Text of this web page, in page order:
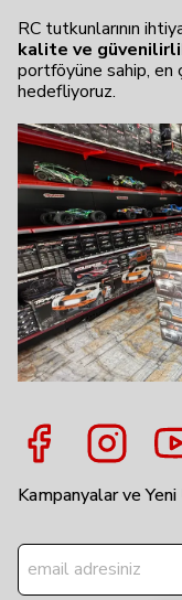
RC tutkunlarının
kalite ve
portföyüne sahip, en
hedefliyoruz.
Kampanyalar ve